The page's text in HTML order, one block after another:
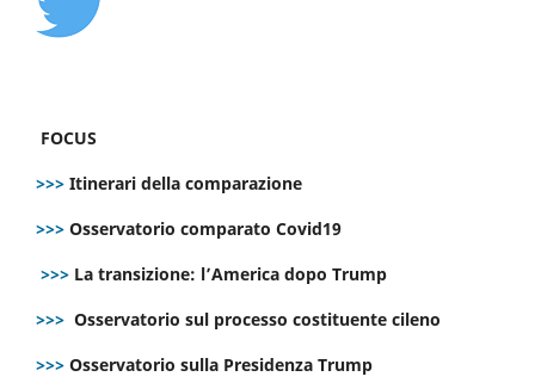
FOCUS
>>> Itinerari della comparazione
>>> Osservatorio comparato Covid19
>>> La transizione: l’America dopo Trump
>>> Osservatorio sul processo costituente cileno
>>> Osservatorio sulla Presidenza Trump